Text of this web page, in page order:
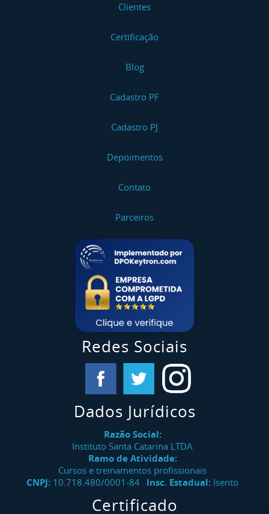
Clientes
Certificação
Blog
Cadastro PF
Cadastro PJ
Depoimentos
Contato
Parceiros
Redes Sociais
Dados Jurídicos
Razão Social:
Instituto Santa Catarina LTDA
Ramo de Atividade:
Cursos e treinamentos profissionais
CNPJ: 10.718.480/0001-84 Insc. Estadual: Isento
Certificado